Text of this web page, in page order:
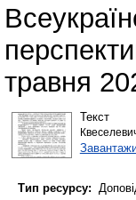
травня
Текст
Тип ресурсу: